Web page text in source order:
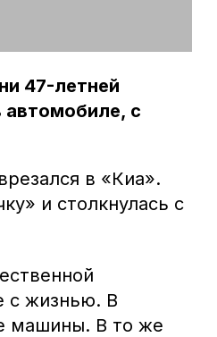
47-летней
с
в «Киа».
и столкнулась с
с жизнью. В
машины. В то же